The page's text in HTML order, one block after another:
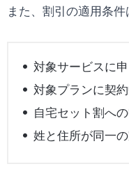
また、割引の適用条件
対象サービスに
対象プランに契
自宅セット割へ
姓と住所が同一